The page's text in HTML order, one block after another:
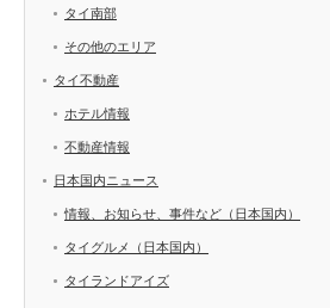
タイ南部
その他のエリア
タイ不動産
ホテル情報
不動産情報
日本国内ニュース
情報、お知らせ、事件など（日本国内）
タイグルメ（日本国内）
タイランドアイズ